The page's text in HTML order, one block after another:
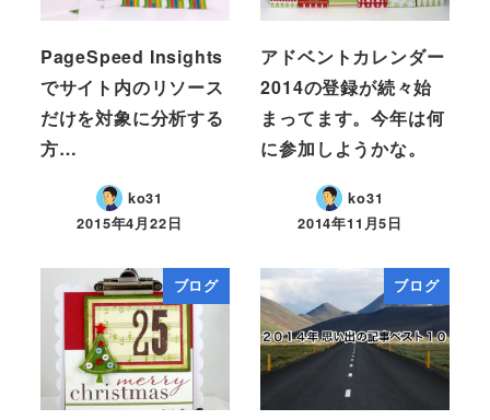
PageSpeed Insights
でサイト内のリソース
だけを対象に分析する
方…
ko31
2015年4月22日
アドベントカレンダー
2014の登録が続々始
まってます。今年は何
に参加しようかな。
ko31
2014年11月5日
ブログ ブログ